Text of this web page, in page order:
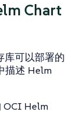
Chart
库可以部署的
描述 Helm
OCI Helm